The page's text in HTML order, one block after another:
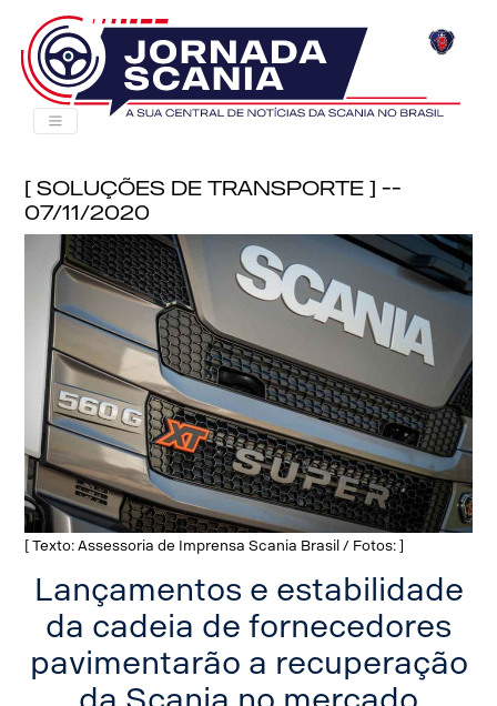
[ Soluções de Transporte ] --
07/11/2020
[ Texto: Assessoria de Imprensa Scania Brasil / Fotos: ]
Lançamentos e estabilidade
da cadeia de fornecedores
pavimentarão a recuperação